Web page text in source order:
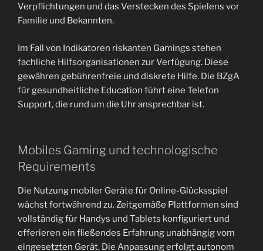
Verpflichtungen und das Verstecken des Spielens vor
Familie und Bekannten.
Im Fall von Indikatoren riskanten Gamings stehen
fachliche Hilfsorganisationen zur Verfügung. Diese
gewähren gebührenfreie und diskrete Hilfe. Die BZgA
für gesundheitliche Education führt eine Telefon
Support, die rund um die Uhr ansprechbar ist.
Mobiles Gaming und technologische
Requirements
Die Nutzung mobiler Geräte für Online-Glücksspiel
wächst fortwährend zu. Zeitgemäße Plattformen sind
vollständig für Handys und Tablets konfiguriert und
offerieren ein fließendes Erfahrung unabhängig vom
eingesetzten Gerät. Die Anpassung erfolgt autonom